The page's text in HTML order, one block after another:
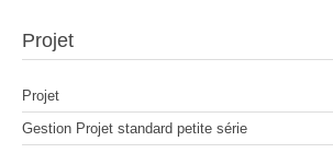
Projet
Projet
Gestion Projet standard petite série